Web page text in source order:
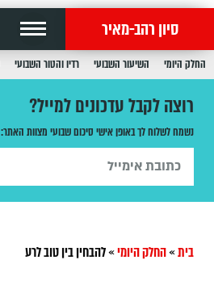
סיון רהב-מאיר
החלק היומי השיעור השבועי רדיו והטור השבועי
רוצה לקבל עדכונים למייל?
נשמח לשלוח לך באופן אישי סיכום שבועי מצוות האתר:
בית»החלק היומי»להבחין בין טוב לרע